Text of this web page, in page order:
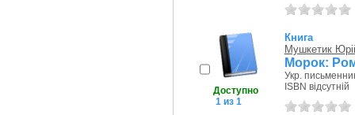
Доступно
1 из 1
Книга
Мушкетик
Морок:
Укр.
ISBN відсутній